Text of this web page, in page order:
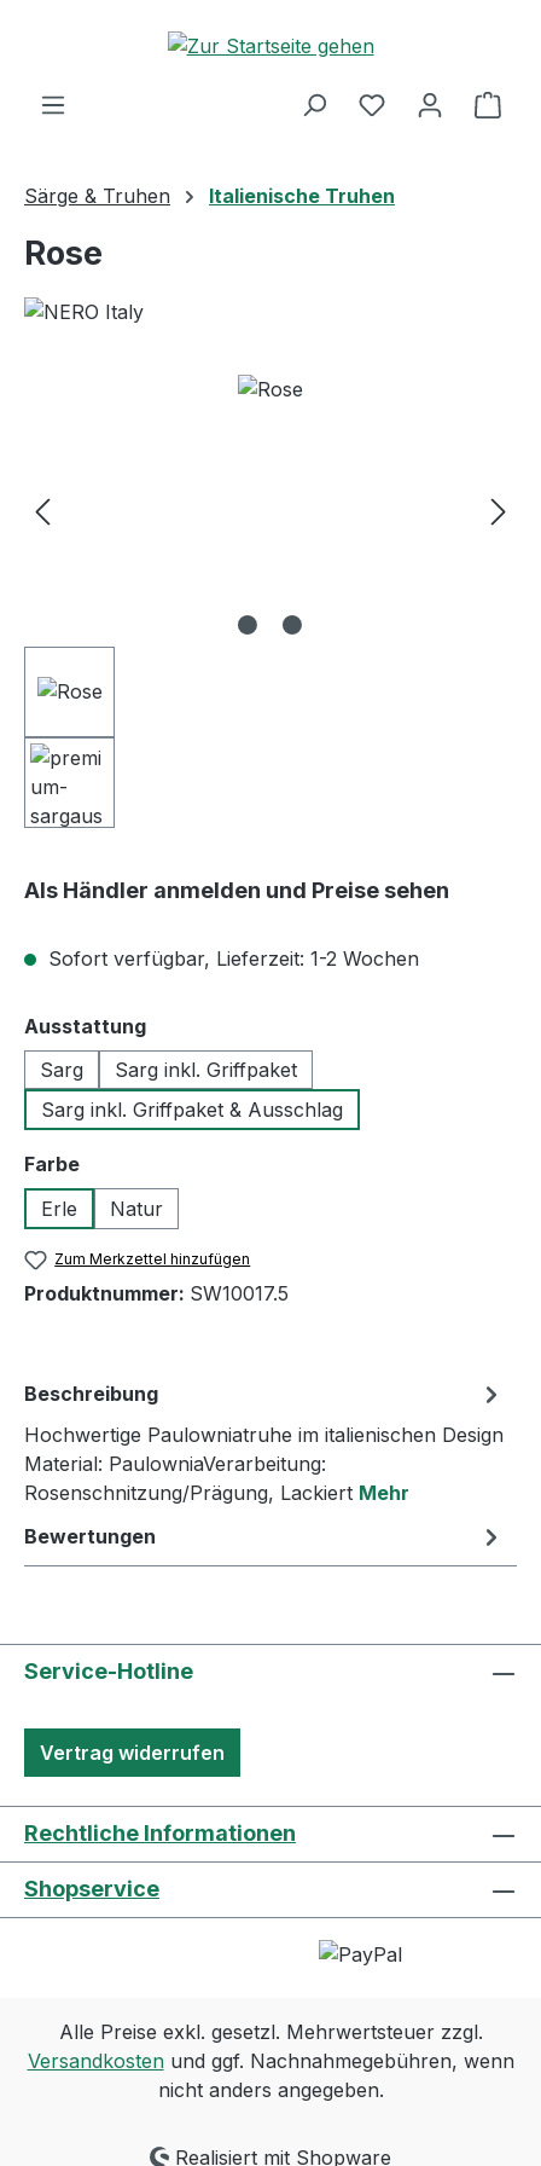
Zum Hauptinhalt springen
Särge & Truhen Italienische Truhen
Rose
Bildergalerie überspringen
Als Händler anmelden und Preise sehen
Sofort verfügbar, Lieferzeit: 1-2 Wochen
Ausstattungauswählen
Sarg
Sarg inkl. Griffpaket
Sarg inkl. Griffpaket & Ausschlag
Farbeauswählen
Erle
Natur
Zum Merkzettel hinzufügen
Produktnummer: SW10017.5
Beschreibung
Hochwertige Paulowniatruhe im italienischen Design
Material: PaulowniaVerarbeitung:
Rosenschnitzung/Prägung, Lackiert Mehr
Bewertungen
Service-Hotline
Vertrag widerrufen
Rechtliche Informationen
Shopservice
Alle Preise exkl. gesetzl. Mehrwertsteuer zzgl.
Versandkostenund ggf. Nachnahmegebühren, wenn
nicht anders angegeben.
Realisiert mit Shopware